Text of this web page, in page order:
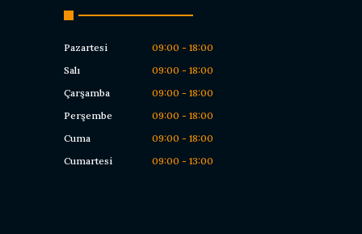
Pazartesi
09:00 - 18:00
Salı
09:00 - 18:00
Çarşamba
09:00 - 18:00
Perşembe
09:00 - 18:00
Cuma
09:00 - 18:00
Cumartesi
09:00 - 13:00